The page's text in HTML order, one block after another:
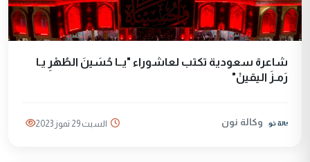
شاعرة سعودية تكتب لعاشوراء "يــا حُسَينَ الطُهْرِ يـا
رَمـزَ اليقينْ"
وكالة نون السبت 29 تموز 2023